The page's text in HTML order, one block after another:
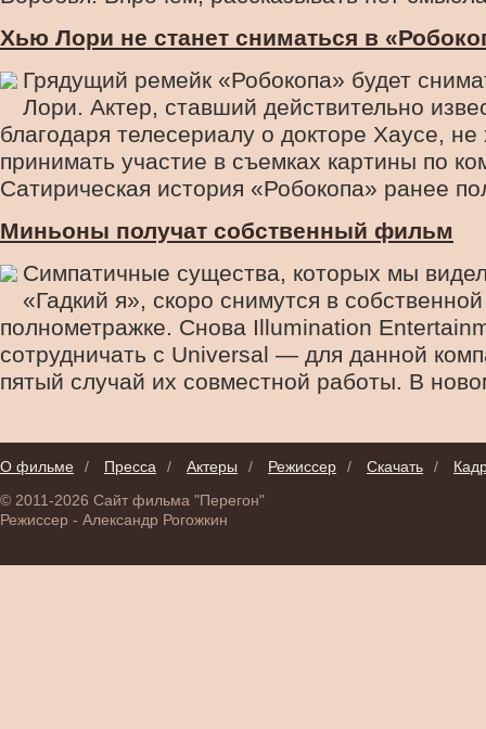
Хью Лори не станет сниматься в
Грядущий ремейк «Робокопа» будет
Лори. Актер, ставший действительно
благодаря телесериалу о докторе Хаусе, не
принимать участие в съемках картины по
Сатирическая история «Робокопа» ранее
Миньоны получат собственный фильм
Симпатичные существа, которых мы
«Гадкий я», скоро снимутся в собственной
полнометражке. Снова Illumination
сотрудничать с Universal — для данной
пятый случай их совместной работы. В
О фильме / Пресса / Актеры / Режиссер / Скачать /
© 2011-2026 Сайт фильма "Перегон"
Режиссер - Александр Рогожкин